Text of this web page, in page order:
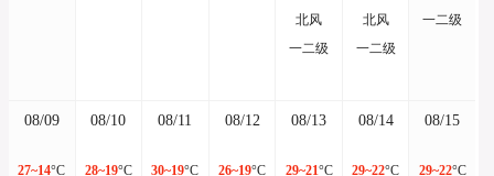
北风
一二级
北风
一二级
一二级
08/09
27~14°C
08/10
28~19°C
08/11
30~19°C
08/12
26~19°C
08/13
29~21°C
08/14
29~22°C
08/15
29~22°C